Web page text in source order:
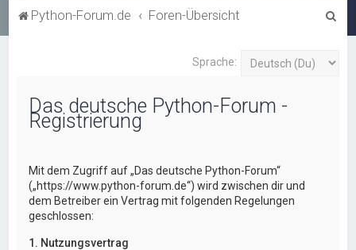
Python-Forum.de Foren-Übersicht
Sprache:
Das deutsche Python-Forum -
Registrierung
Mit dem Zugriff auf „Das deutsche Python-Forum“
(„https://www.python-forum.de“) wird zwischen dir und
dem Betreiber ein Vertrag mit folgenden Regelungen
geschlossen:
1. Nutzungsvertrag